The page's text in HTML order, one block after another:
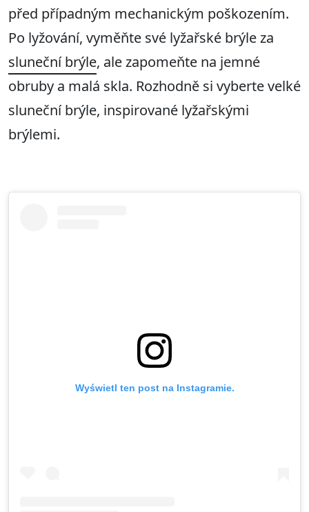
před případným mechanickým poškozením.
Po lyžování, vyměňte své lyžařské brýle za
sluneční brýle, ale zapomeňte na jemné
obruby a malá skla. Rozhodně si vyberte velké
sluneční brýle, inspirované lyžařskými
brýlemi.
Wyświetl ten post na Instagramie.